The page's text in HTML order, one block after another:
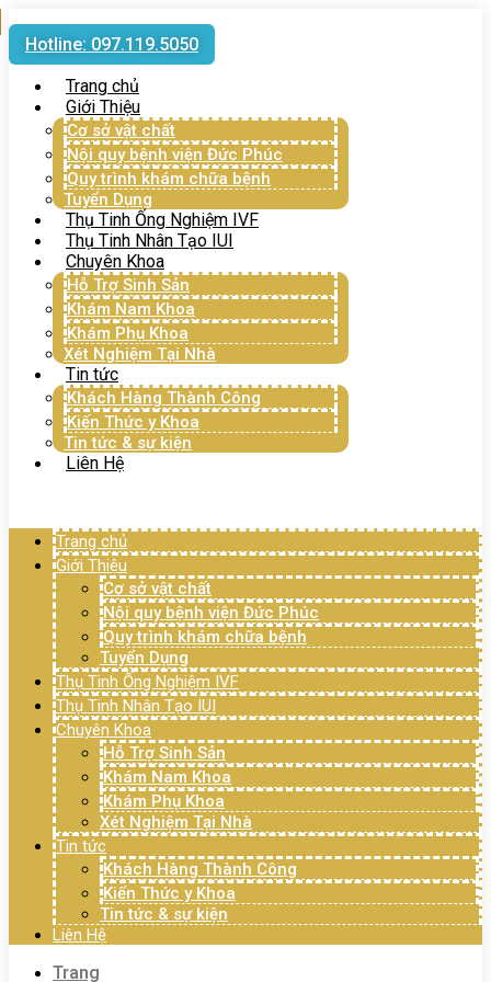
Hotline: 097.119.5050
Trang chủ
Giới Thiệu
Cơ sở vật chất
Nội quy bệnh viện Đức Phúc
Quy trình khám chữa bệnh
Tuyển Dụng
Thụ Tinh Ống Nghiệm IVF
Thụ Tinh Nhân Tạo IUI
Chuyên Khoa
Hỗ Trợ Sinh Sản
Khám Nam Khoa
Khám Phụ Khoa
Xét Nghiệm Tại Nhà
Tin tức
Khách Hàng Thành Công
Kiến Thức y Khoa
Tin tức & sự kiện
Liên Hệ
Trang chủ
Giới Thiệu
Cơ sở vật chất
Nội quy bệnh viện Đức Phúc
Quy trình khám chữa bệnh
Tuyển Dụng
Thụ Tinh Ống Nghiệm IVF
Thụ Tinh Nhân Tạo IUI
Chuyên Khoa
Hỗ Trợ Sinh Sản
Khám Nam Khoa
Khám Phụ Khoa
Xét Nghiệm Tại Nhà
Tin tức
Khách Hàng Thành Công
Kiến Thức y Khoa
Tin tức & sự kiện
Liên Hệ
Trang